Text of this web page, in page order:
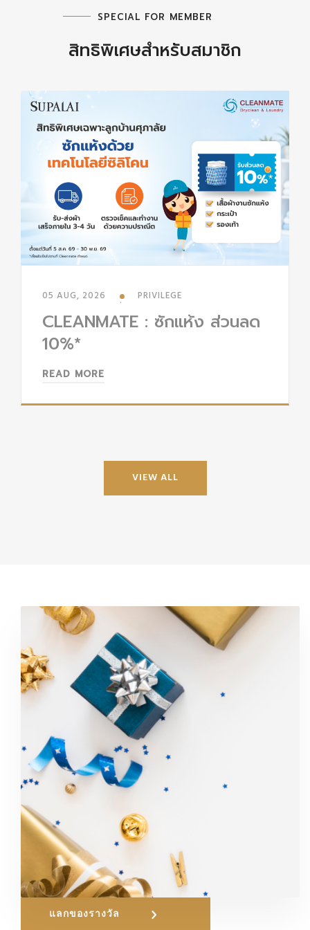
SPECIAL FOR MEMBER
สิทธิพิเศษสำหรับสมาชิก
05 AUG, 2026 PRIVILEGE
CLEANMATE : ซักแห้ง ส่วนลด
10%*
READ MORE
VIEW ALL
แลกของรางวัล